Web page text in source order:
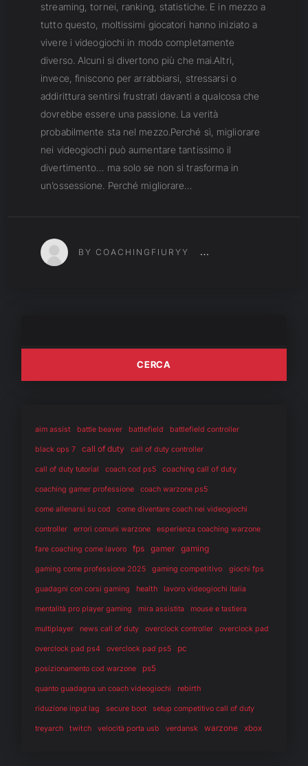
streaming, tornei, ranking, statistiche. E in mezzo a
tutto questo, moltissimi giocatori hanno iniziato a
vivere i videogiochi in modo completamente
diverso. Alcuni si divertono più che mai.Altri,
invece, finiscono per arrabbiarsi, stressarsi o
addirittura sentirsi frustrati davanti a qualcosa che
dovrebbe essere una passione. La verità
probabilmente sta nel mezzo.Perché sì, migliorare
nei videogiochi può aumentare tantissimo il
divertimento… ma solo se non si trasforma in
un’ossessione. Perché migliorare…
BY COACHINGFIURYY
aim assist battle beaver battlefield battlefield controller
black ops 7 call of duty call of duty controller
call of duty tutorial coach cod ps5 coaching call of duty
coaching gamer professione coach warzone ps5
come allenarsi su cod come diventare coach nei videogiochi
controller errori comuni warzone esperienza coaching warzone
fare coaching come lavoro fps gamer gaming
gaming come professione 2025 gaming competitivo giochi fps
guadagni con corsi gaming health lavoro videogiochi italia
mentalità pro player gaming mira assistita mouse e tastiera
multiplayer news call of duty overclock controller overclock pad
overclock pad ps4 overclock pad ps5 pc
posizionamento cod warzone ps5
quanto guadagna un coach videogiochi rebirth
riduzione input lag secure boot setup competitivo call of duty
treyarch twitch velocità porta usb verdansk warzone xbox